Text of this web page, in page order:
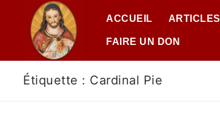
ACCUEIL ARTICLES
FAIRE UN DON
Étiquette : Cardinal Pie